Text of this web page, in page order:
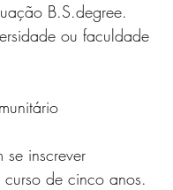
B.S.degree.
ou faculdade
inscrever
curso de cinco anos.